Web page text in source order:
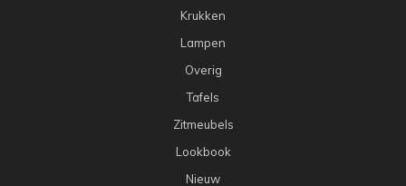
Krukken
Lampen
Overig
Tafels
Zitmeubels
Lookbook
Nieuw